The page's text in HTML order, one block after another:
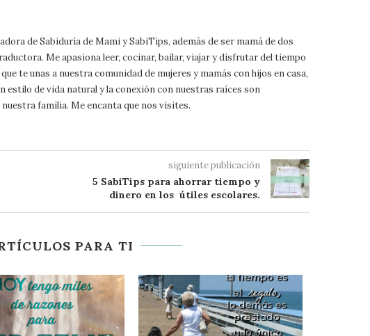
de Sabiduría de Mami y SabiTips, además de ser mamá de dos
Me apasiona leer, cocinar, bailar, viajar y disfrutar del tiempo
te unas a nuestra comunidad de mujeres y mamás con hijos en casa,
estilo de vida natural y la conexión con nuestras raíces son
familia. Me encanta que nos visites.
siguiente publicación
5 SabiTips para ahorrar tiempo y
dinero en los útiles escolares.
PARA TI